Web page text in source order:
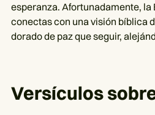
esperanza. Afortunadamente,
conectas con una visión bíblica
dorado de paz que seguir,
Versículos